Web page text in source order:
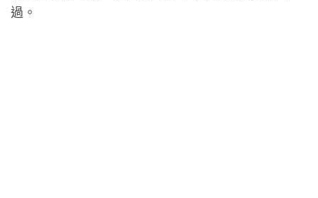
過。